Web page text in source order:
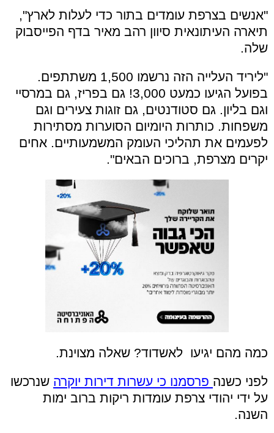
"אנשים בצרפת עומדים בתור כדי לעלות לארץ",
תיארה העיתונאית סיוון רהב מאיר בדף הפייסבוק
שלה.
"ליריד העלייה הזה נרשמו 1,500 משתתפים.
בפועל הגיעו כמעט 3,000! גם בפריז, גם במרסיי
וגם בליון. גם סטודנטים, גם זוגות צעירים וגם
משפחות. כותרות היומיום הסוערות מסתירות
לפעמים את תהליכי העומק המשמעותיים. אחים
יקרים מצרפת, ברוכים הבאים".
כמה מהם יגיעו לאשדוד? שאלה מצוינת.
לפני כשנה פרסמנו כי עשרות דירות יוקרה שנרכשו
על ידי יהודי צרפת עומדות ריקות ברוב ימות
השנה.